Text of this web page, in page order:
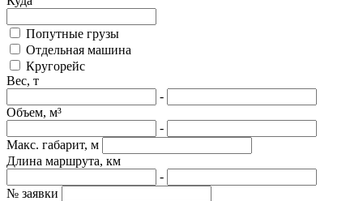
Попутные грузы
Отдельная машина
Кругорейс
Вес, т
-
Объем, м³
-
Макс. габарит, м
Длина маршрута, км
-
№ заявки